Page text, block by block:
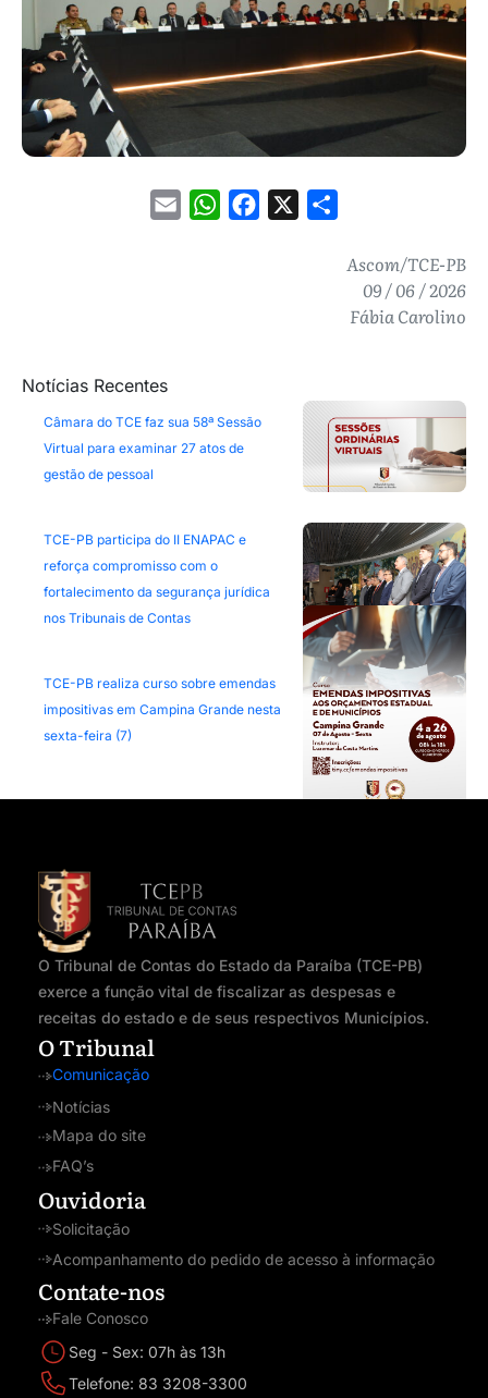
Email WhatsAppFacebook
Ascom/TCE-PB
09 / 06 / 2026
Fábia Carolino
Notícias Recentes
Câmara do TCE faz sua 58ª Sessão
Virtual para examinar 27 atos de
gestão de pessoal
TCE-PB participa do II ENAPAC e
reforça compromisso com o
fortalecimento da segurança jurídica
nos Tribunais de Contas
TCE-PB realiza curso sobre emendas
impositivas em Campina Grande nesta
sexta-feira (7)
O Tribunal de Contas do Estado da Paraíba (TCE-PB)
exerce a função vital de fiscalizar as despesas e
receitas do estado e de seus respectivos Municípios.
O Tribunal
Comunicação
Notícias
Mapa do site
FAQ’s
Ouvidoria
Solicitação
Acompanhamento do pedido de acesso à informação
Contate-nos
Fale Conosco
Seg - Sex: 07h às 13h
Telefone: 83 3208-3300